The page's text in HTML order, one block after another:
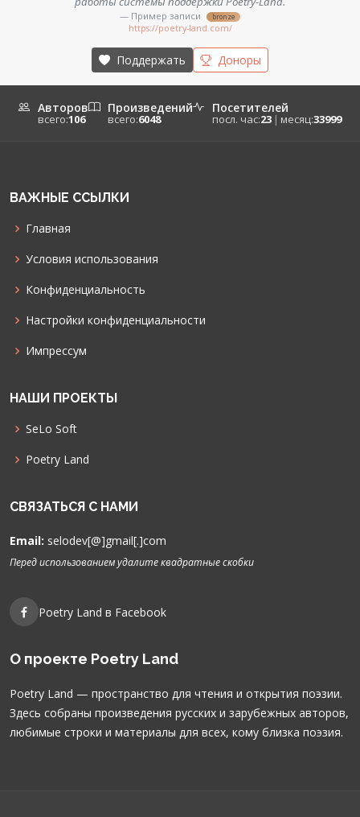
— Пример записи bronze
https://poetry-land.com/
Поддержать Доноры
Авторов
всего:106
Произведений
всего:6048
Посетителей
посл. час:23 | месяц:33999
ВАЖНЫЕ ССЫЛКИ
Главная
Условия использования
Конфиденциальность
Настройки конфиденциальности
Импрессум
НАШИ ПРОЕКТЫ
SeLo Soft
Poetry Land
СВЯЗАТЬСЯ С НАМИ
Email: selodev[@]gmail[.]com
Перед использованием удалите квадратные скобки
Poetry Land в Facebook
О проекте Poetry Land
Poetry Land — пространство для чтения и открытия поэзии.
Здесь собраны произведения русских и зарубежных авторов,
любимые строки и материалы для всех, кому близка поэзия.